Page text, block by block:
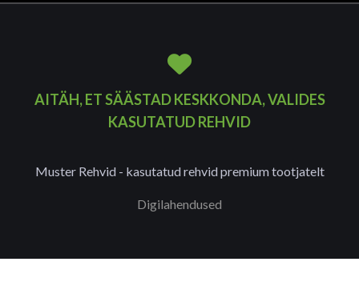
AITÄH, ET SÄÄSTAD KESKKONDA, VALIDES
KASUTATUD REHVID
Muster Rehvid - kasutatud rehvid premium tootjatelt
Digilahendused